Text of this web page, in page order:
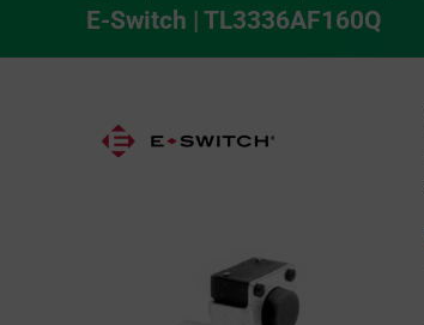
E-Switch | TL3336AF160Q